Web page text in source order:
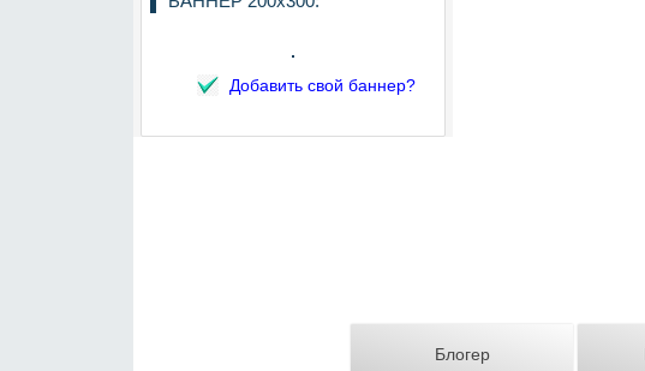
Добавить свой баннер?
Блогер